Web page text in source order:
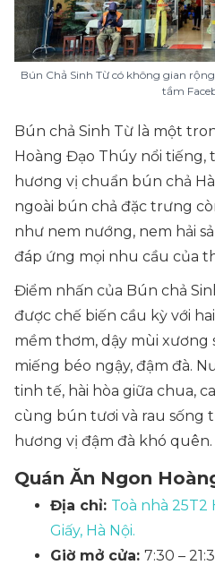
Bún Chả Sinh Từ có không gian
tầm
Bún chả Sinh Từ là một
Hoàng Đạo Thúy nổi
hương vị chuẩn bún chả
ngoài bún chả đặc trưng
như nem nướng, nem hải
đáp ứng mọi nhu cầu của
Điểm nhấn của Bún chả
được chế biến cầu kỳ với
mềm thơm, dậy mùi xương
miếng béo ngậy, đậm đà.
tinh tế, hài hòa giữa chua,
cùng bún tươi và rau sống
hương vị đậm đà khó quên.
Quán Ăn Ngon
Địa chỉ: Toà nhà 25T2
Giấy, Hà Nội.
Giờ mở cửa: 7:30 –